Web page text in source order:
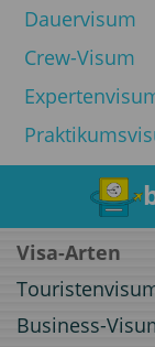
Dauervisum
Crew-Visum
Visa-Arten
Business-